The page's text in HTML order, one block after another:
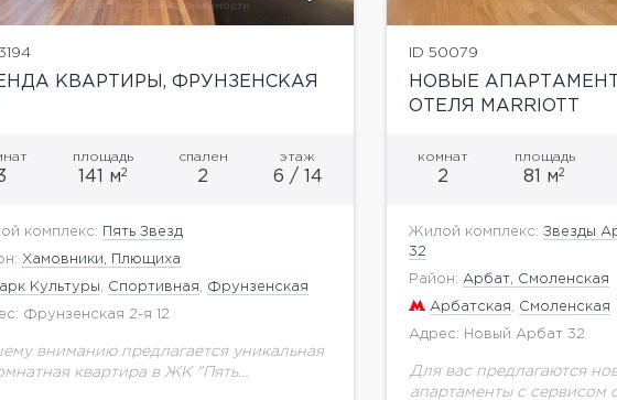
КВАРТИРЫ, ФРУНЗЕНСКАЯ
площадь
141 м2
спален
2
этаж
6 / 14
комплекс: Пять Звезд
Хамовники, Плющиха
Культуры Спортивная Фрунзенская
Фрунзенская 2-я 12
вниманию предлагается уникальная
квартира в ЖК "Пять
ID 50079
НОВЫЕ
ОТЕЛЯ MARRIOTT
комнат
2
площадь
81 м2
Жилой комплекс: Звезды
32
Район: Арбат, Смоленская
Арбатская Смоленская
Адрес: Новый Арбат 32
Для вас предлагаются
апартаменты с сервисом